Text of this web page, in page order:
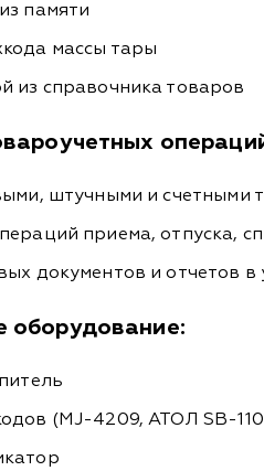
памяти
массы тары
из справочника товаров
штучными и счетными
приема, отпуска,
документов и отчетов
оборудование:
(MJ-4209, АТОЛ SB-